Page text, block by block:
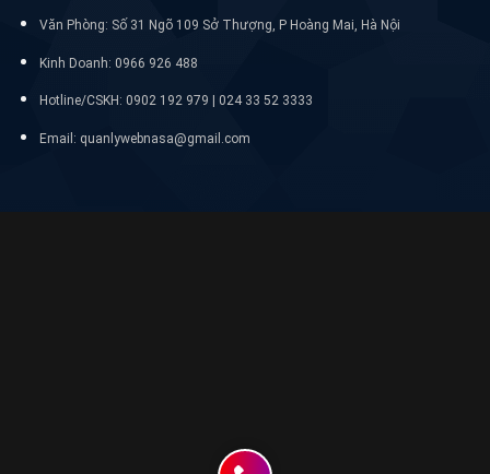
Văn Phòng: Số 31 Ngõ 109 Sở Thượng, P Hoàng Mai, Hà Nội
Kinh Doanh: 0966 926 488
Hotline/CSKH: 0902 192 979 | 024 33 52 3333
Email: quanlywebnasa@gmail.com